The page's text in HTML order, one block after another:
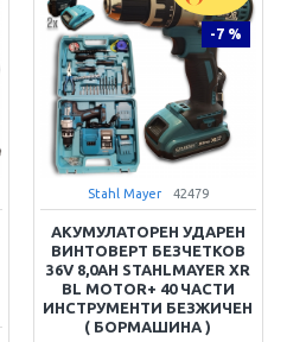
-7 %
Stahl Mayer 42479
АКУМУЛАТОРЕН УДАРЕН
ВИНТОВЕРТ БЕЗЧЕТКОВ
36V 8,0AH STAHLMAYER XR
BL MOTOR+ 40 ЧАСТИ
ИНСТРУМЕНТИ БЕЗЖИЧЕН
( БОРМАШИНА )